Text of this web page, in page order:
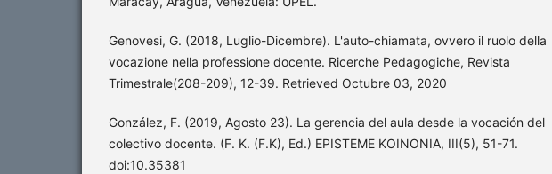
Genovesi, G. (2018, Luglio-Dicembre). L'auto-chiamata, ovvero il ruolo della
vocazione nella professione docente. Ricerche Pedagogiche, Revista
Trimestrale(208-209), 12-39. Retrieved Octubre 03, 2020
González, F. (2019, Agosto 23). La gerencia del aula desde la vocación del
colectivo docente. (F. K. (F.K), Ed.) EPISTEME KOINONIA, III(5), 51-71.
doi:10.35381